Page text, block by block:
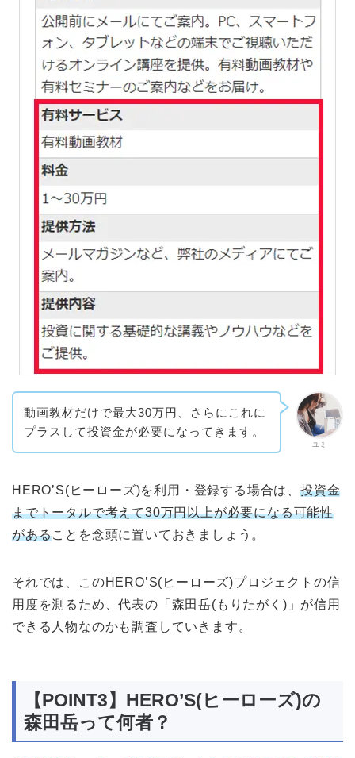
ユミ
動画教材だけで最大30万円、さらにこれに
プラスして投資金が必要になってきます。
HERO’S(ヒーローズ)を利用・登録する場合は、投資金
までトータルで考えて30万円以上が必要になる可能性
があることを念頭に置いておきましょう。
それでは、このHERO’S(ヒーローズ)プロジェクトの信
用度を測るため、代表の「森田岳(もりたがく)」が信用
できる人物なのかも調査していきます。
【POINT3】HERO’S(ヒーローズ)の
森田岳って何者？